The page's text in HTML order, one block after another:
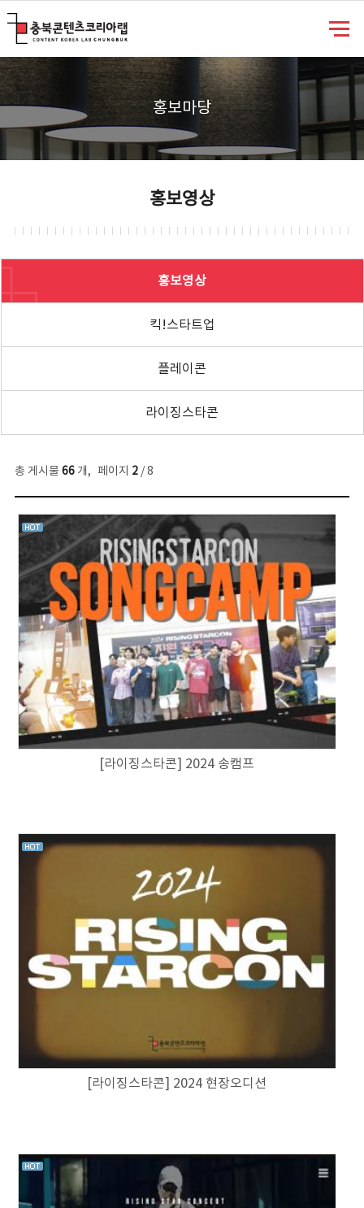
홍보마당
홍보영상
홍보영상
킥!스타트업
플레이콘
라이징스타콘
총 게시물 66개, 페이지 2/ 8
[라이징스타콘] 2024 송캠프
[라이징스타콘] 2024 현장오디션